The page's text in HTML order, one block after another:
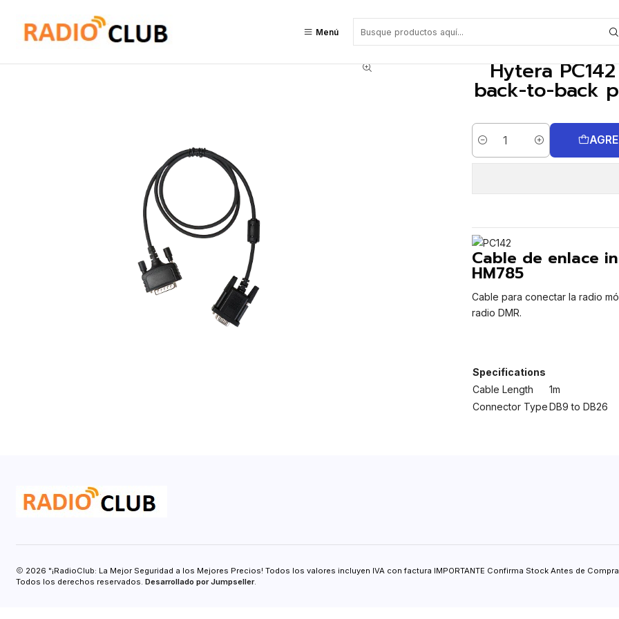
Menú
Repetidor Dualband DMR VHF UHF
Hytera
back-to-back
Cantidad
Cable de enlace
HM785
Cable para conectar la radio
radio DMR.
Specifications
Cable Length
1m
Connector TypeDB9 to DB26
2026 "¡RadioClub: La Mejor Seguridad a los Mejores Precios! Todos los valores incluyen IVA con factura IMPORTANTE Confirma Stock Antes de
Todos los derechos reservados. Desarrollado por Jumpseller.